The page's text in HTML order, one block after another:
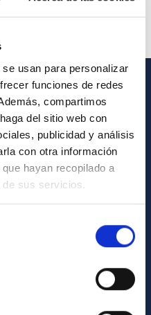
usan para personalizar
funciones de redes
compartimos
del sitio web con
publicidad y análisis
con otra información
hayan recopilado a
de sus servicios.